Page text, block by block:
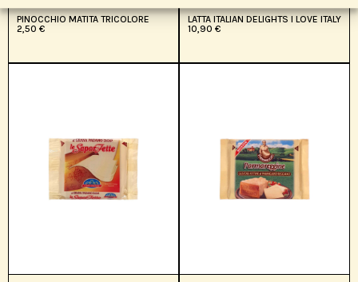
PINOCCHIO MATITA TRICOLORE
2,50 €
LATTA ITALIAN DELIGHTS I LOVE ITALY
10,90 €